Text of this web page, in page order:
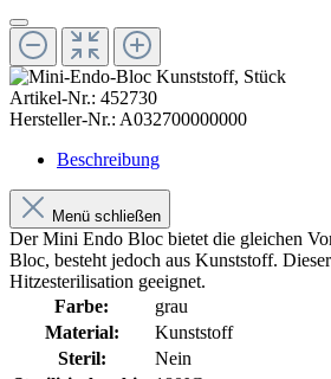
Artikel-Nr.: 452730
Hersteller-Nr.: A032700000000
Beschreibung
Menü schließen
Der Mini Endo Bloc bietet die gleichen
Bloc, besteht jedoch aus Kunststoff.
Hitzesterilisation geeignet.
Farbe:
grau
Material:
Kunststoff
Steril:
Nein